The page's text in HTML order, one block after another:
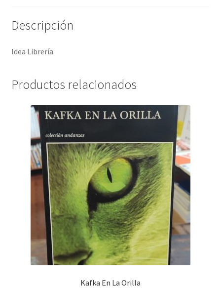
Descripción
Idea Librería
Productos relacionados
Kafka En La Orilla